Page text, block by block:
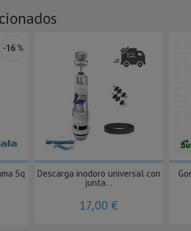
-16 %
Sq Descarga inodoro universal con
junta...
17,00 €